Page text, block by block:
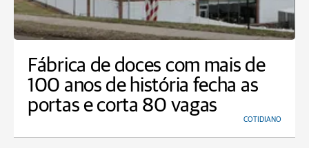
Fábrica de doces com mais de
100 anos de história fecha as
portas e corta 80 vagas
COTIDIANO